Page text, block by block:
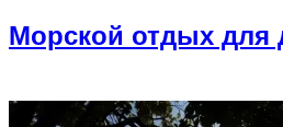
Морской отдых для